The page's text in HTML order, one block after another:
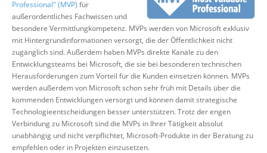
Professional" (MVP) für
außerordentliches Fachwissen und
besondere Vermittlungkompetenz. MVPs werden von Microsoft exklusiv
mit Hintergrundinformationen versorgt, die der Öffentlichkeit nicht
zugänglich sind. Außerdem haben MVPs direkte Kanäle zu den
Entwicklungsteams bei Microsoft, die sie bei besonderen technischen
Herausforderungen zum Vorteil für die Kunden einsetzen können. MVPs
werden außerdem von Microsoft schon sehr früh mit Details über die
kommenden Entwicklungen versorgt und können damit strategische
Technologieentscheidungen besser unterstützen. Trotz der engen
Verbindung zu Microsoft sind die MVPs in Ihrer Tätigkeit absolut
unabhängig und nicht verpflichtet, Microsoft-Produkte in der Beratung zu
empfehlen oder in Projekten einzusetzen.